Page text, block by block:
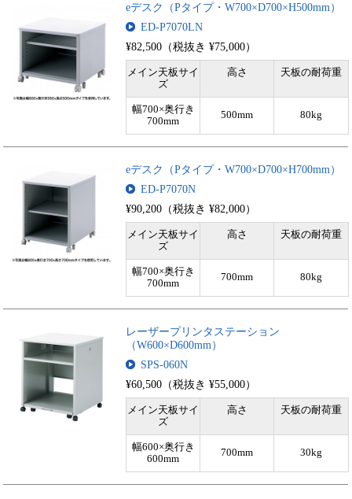
eデスク（Pタイプ・W700×D700×H500mm）
ED-P7070LN
¥82,500（税抜き ¥75,000）
メイン天板サイ
ズ
高さ 天板の耐荷重
幅700×奥行き
700mm
500mm 80kg
eデスク（Pタイプ・W700×D700×H700mm）
ED-P7070N
¥90,200（税抜き ¥82,000）
メイン天板サイ
ズ
高さ 天板の耐荷重
幅700×奥行き
700mm
700mm 80kg
レーザープリンタステーション
（W600×D600mm）
SPS-060N
¥60,500（税抜き ¥55,000）
メイン天板サイ
ズ
高さ 天板の耐荷重
幅600×奥行き
600mm
700mm 30kg